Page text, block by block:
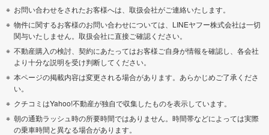
お問い合わせをされたお客様へは、取扱会社がご連絡いたします。
物件に関するお客様のお問い合わせについては、LINEヤフー株式会社は一切
関与いたしません。取扱会社に直接ご確認ください。
不動産購入の検討、契約にあたってはお客様ご自身が情報を確認し、各会社
より十分な説明を受け判断してください。
本ページの掲載内容は変更される場合があります。あらかじめご了承くださ
い。
クチコミはYahoo!不動産が独自で収集したものを表示しています。
朝の通勤ラッシュ時の所要時間ではありません。時間帯などによっては実際
の乗車時間と異なる場合があります。